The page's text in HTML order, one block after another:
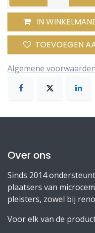
IN
TOEVOEGEN
Algemene voorwaarden
Over ons
Sinds 2014
plaatsers van
pleisters, zowel bij
Voor elk van de